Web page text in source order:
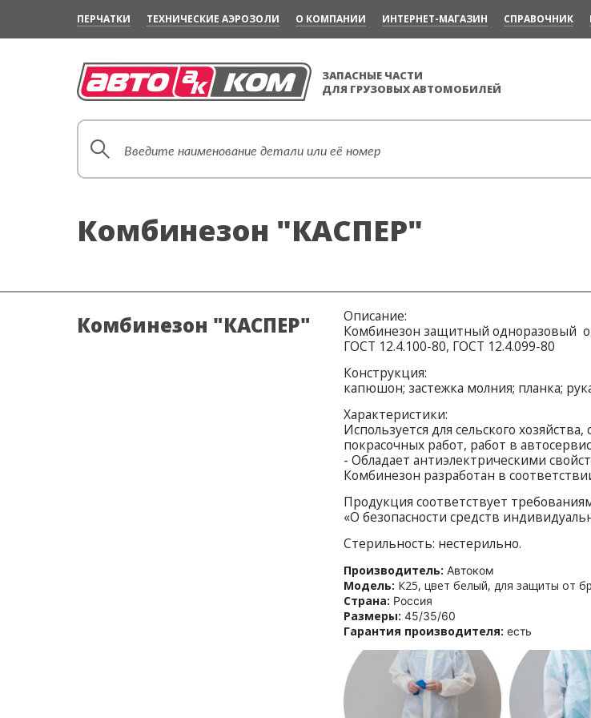
ПЕРЧАТКИ ТЕХНИЧЕСКИЕ АЭРОЗОЛИ О КОМПАНИИ ИНТЕРНЕТ-МАГАЗИН CПРАВОЧНИК
ЗАПАСНЫЕ ЧАСТИ
ДЛЯ ГРУЗОВЫХ АВТОМОБИЛЕЙ
Комбинезон "КАСПЕР"
Комбинезон "КАСПЕР"
Описание:
Комбинезон защитный одноразовый
ГОСТ 12.4.100-80, ГОСТ 12.4.099-80
Конструкция:
капюшон; застежка молния; планка;
Характеристики:
Используется для сельского
покрасочных работ, работ в
- Обладает антиэлектрическими
Комбинезон разработан в
Продукция соответствует
«О безопасности средств
Стерильность: нестерильно.
Производитель: Автоком
Модель: К25, цвет белый, для защиты от
Страна: Россия
Размеры: 45/35/60
Гарантия производителя: есть